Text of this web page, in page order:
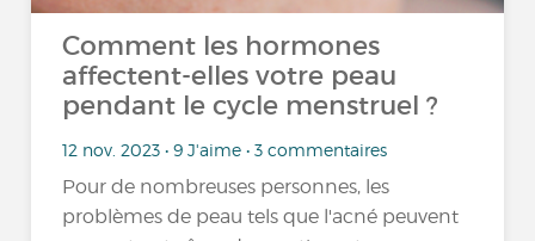
Comment les hormones
affectent-elles votre peau
pendant le cycle menstruel ?
12 nov. 2023 • 9 J'aime • 3 commentaires
Pour de nombreuses personnes, les
problèmes de peau tels que l'acné peuvent